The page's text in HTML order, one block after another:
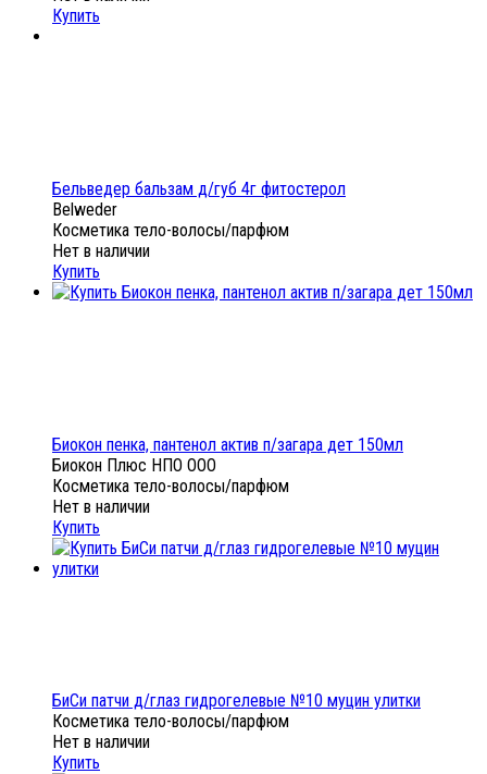
Купить
Бельведер бальзам д/губ 4г фитостерол
Belweder
Косметика тело-волосы/парфюм
Нет в наличии
Купить
Биокон пенка, пантенол актив п/загара дет 150мл
Биокон Плюс НПО ООО
Косметика тело-волосы/парфюм
Нет в наличии
Купить
БиСи патчи д/глаз гидрогелевые №10 муцин улитки
Косметика тело-волосы/парфюм
Нет в наличии
Купить